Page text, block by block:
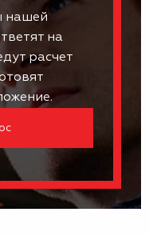
нашей
на
расчет